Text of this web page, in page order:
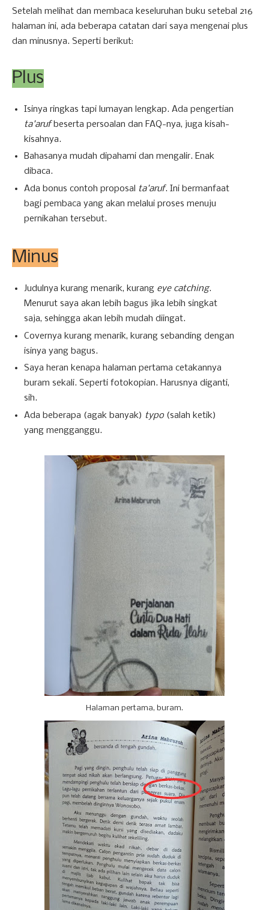
Setelah melihat dan membaca keseluruhan buku setebal 216
halaman ini, ada beberapa catatan dari saya mengenai plus
dan minusnya. Seperti berikut:
Plus
Isinya ringkas tapi lumayan lengkap. Ada pengertian
ta'arufbeserta persoalan dan FAQ-nya, juga kisah-
kisahnya.
Bahasanya mudah dipahami dan mengalir. Enak
dibaca.
Ada bonus contoh proposal
ta'aruf. Ini bermanfaat
bagi pembaca yang akan melalui proses menuju
pernikahan tersebut.
Minus
Judulnya kurang menarik, kurangeye catching.
Menurut saya akan lebih bagus jika lebih singkat
saja, sehingga akan lebih mudah diingat.
Covernya kurang menarik, kurang sebanding dengan
isinya yang bagus.
Saya heran kenapa halaman pertama cetakannya
buram sekali. Seperti fotokopian. Harusnya diganti,
sih.
Ada beberapa (agak banyak) typo(salah ketik)
yang mengganggu.
Halaman pertama, buram.